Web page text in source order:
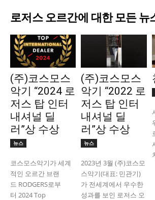
로저스 오르간에 대한 모든 뉴
(주)코스모스
악기 “2024 로
저스 탑 인터
내셔널 딜
러”상 수상
뉴스
코스모스악기가 세계
적인 오르간 브랜
드 RODGERS로부
터 2024 Top
(주)코스모스
악기 “2022 로
저스 탑 인터
내셔널 딜
러”상 수상
뉴스
2023년 3월 (주)코스모
스악기(대표: 민관기)
가 전세계에서 우수한
성과를 보인 로저스 오